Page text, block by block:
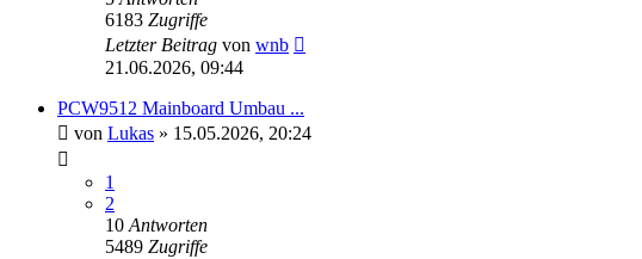
6183 Zugriffe
Letzter Beitrag von wnb
21.06.2026, 09:44
PCW9512 Mainboard Umbau ...
von Lukas » 15.05.2026, 20:24
1
2
10 Antworten
5489 Zugriffe